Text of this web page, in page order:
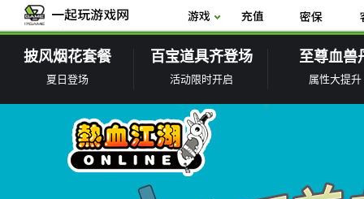
披风烟花套餐
夏日登场
百宝道具齐登场
活动限时开启
至尊血兽
属性大提升